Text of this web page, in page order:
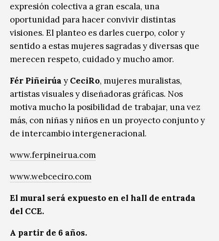
expresión colectiva a gran escala, una
oportunidad para hacer convivir distintas
visiones. El planteo es darles cuerpo, color y
sentido a estas mujeres sagradas y diversas que
merecen respeto, cuidado y mucho amor.
Fér Piñeirúa y CeciRo, mujeres muralistas,
artistas visuales y diseñadoras gráficas. Nos
motiva mucho la posibilidad de trabajar, una vez
más, con niñas y niños en un proyecto conjunto y
de intercambio intergeneracional.
www.ferpineirua.com
www.webceciro.com
El mural será expuesto en el hall de entrada
del CCE.
A partir de 6 años.